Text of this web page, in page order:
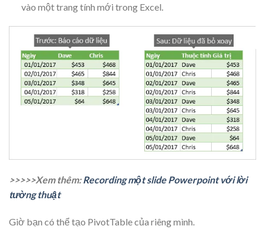
vào một trang tính mới trong Excel.
>>>>>Xem thêm:Recording một slide Powerpoint với lời
tường thuật
Giờ bạn có thể tạo PivotTable của riêng mình.